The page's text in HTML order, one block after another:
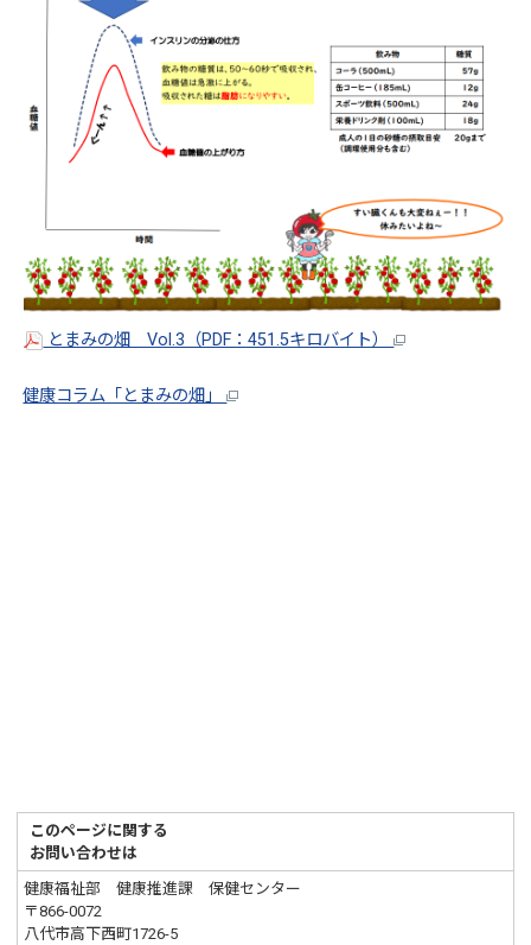
とまみの畑 Vol.3（PDF：451.5キロバイト）
健康コラム「とまみの畑」
このページに関する
お問い合わせは
健康福祉部 健康推進課 保健センター
〒866-0072
八代市高下西町1726-5